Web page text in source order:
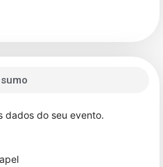
dados do seu evento.